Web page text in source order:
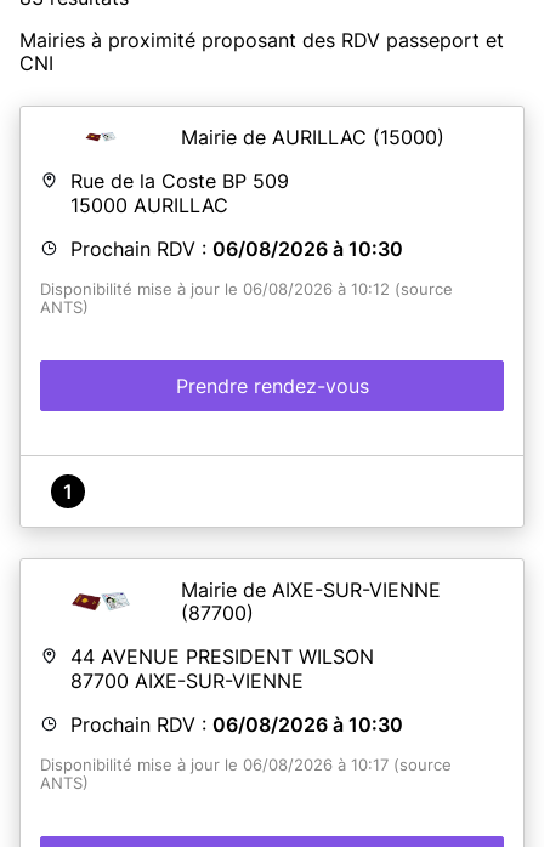
Mairies à proximité proposant des RDV passeport et
CNI
Mairie de AURILLAC (15000)
Rue de la Coste BP 509
15000 AURILLAC
Prochain RDV : 06/08/2026 à 10:30
Disponibilité mise à jour le 06/08/2026 à 10:12 (source
ANTS)
Prendre rendez-vous
1
Mairie de AIXE-SUR-VIENNE
(87700)
44 AVENUE PRESIDENT WILSON
87700 AIXE-SUR-VIENNE
Prochain RDV : 06/08/2026 à 10:30
Disponibilité mise à jour le 06/08/2026 à 10:17 (source
ANTS)